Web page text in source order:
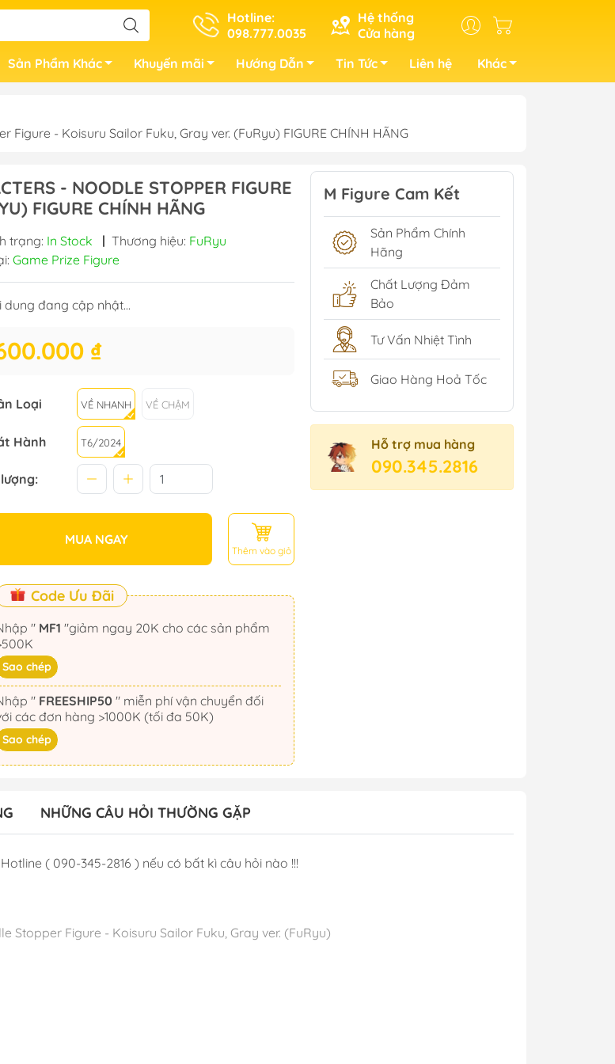
Hotline:
098.777.0035
Hệ thống
Cửa hàng
Sản Phẩm Khác Khuyến mãi Hướng Dẫn Tin Tức Liên hệ Khác
- Koisuru Sailor Fuku, Gray ver. (FuRyu) FIGURE CHÍNH HÃNG
- NOODLE STOPPER FIGURE
FIGURE CHÍNH HÃNG
trạng: In Stock | Thương hiệu: FuRyu
Game Prize Figure
dung đang cập nhật...
₫
Loại VỀ NHANH VỀ CHẬM
Hành T6/2024
MUA NGAY
Thêm vào giỏ
Code Ưu Đãi
" MF1
Sao chép
" FREESHIP50" miễn phí vận chuyển đối
các đơn hàng >1000K (tối đa 50K)
Sao chép
M Figure Cam Kết
Sản Phẩm Chính
Hãng
Chất Lượng Đảm
Bảo
Tư Vấn Nhiệt Tình
Giao Hàng Hoả Tốc
Hỗ trợ mua hàng
090.345.2816
NHỮNG CÂU HỎI THƯỜNG GẶP
( 090-345-2816 ) nếu có bất kì câu hỏi nào !!!
Stopper Figure - Koisuru Sailor Fuku, Gray ver. (FuRyu)